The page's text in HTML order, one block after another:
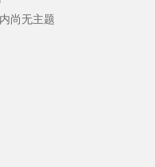
尚无主题